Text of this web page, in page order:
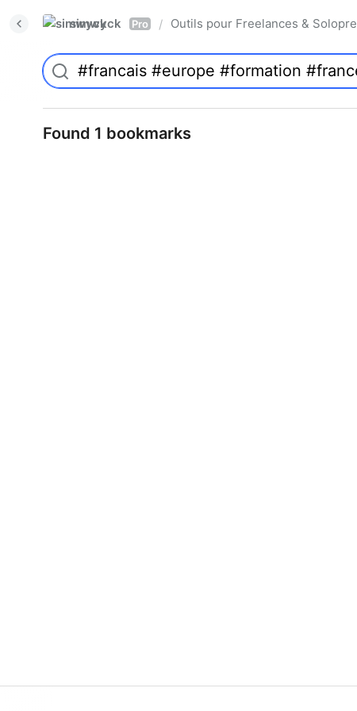
simwyck Pro / Outils pour Freelances &
Found 1 bookmarks